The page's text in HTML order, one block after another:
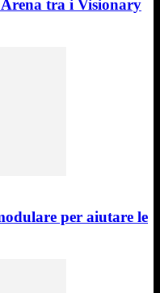
tra i Visionary
per aiutare le